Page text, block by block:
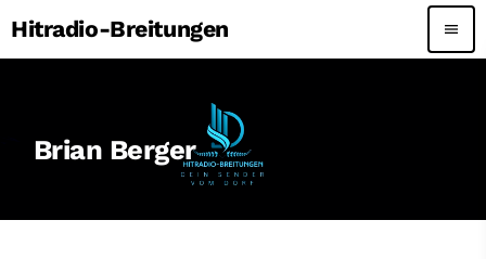
Hitradio-Breitungen menu
Brian Berger